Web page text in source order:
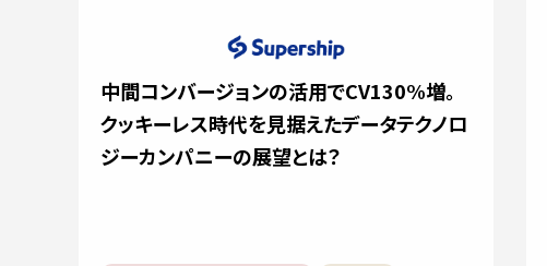
中間コンバージョンの活用でCV130%増。
クッキーレス時代を見据えたデータテクノロ
ジーカンパニーの展望とは？